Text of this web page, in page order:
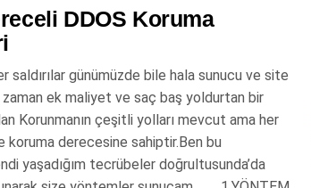
DDOS Koruma
saldırılar günümüzde bile hala sunucu ve site
ek maliyet ve saç baş yoldurtan bir
Korunmanın çeşitli yolları mevcut ama her
koruma derecesine sahiptir.Ben bu
yaşadığım tecrübeler doğrultusunda’da